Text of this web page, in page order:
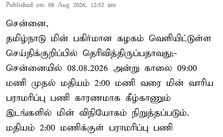
Published on: 08 Aug 2026, 12:52 am
சென்னை,
தமிழ்நாடு மின் பகிர்மான கழகம் வெளியிட்டுள்ள
செய்திக்குறிப்பில் தெரிவித்திருப்பதாவது;-
சென்னையில் 08.08.2026 அன்று காலை 09:00
மணி முதல் மதியம் 2:00 மணி வரை மின் வாரிய
பராமரிப்பு பணி காரணமாக கீழ்காணும்
இடங்களில் மின் விநியோகம் நிறுத்தப்படும்.
மதியம் 2:00 மணிக்குள் பராமரிப்பு பணி